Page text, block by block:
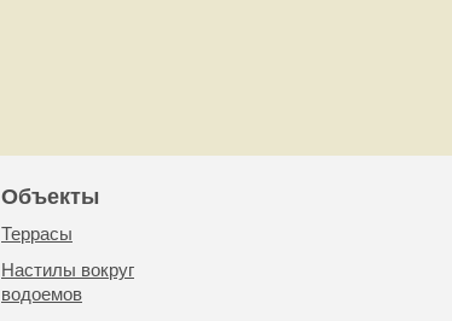
Объекты
Террасы
Настилы вокруг
водоемов